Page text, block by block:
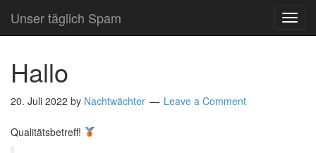
Unser täglich Spam
Hallo
20. Juli 2022 by Nachtwächter Leave a Comment
Qualitätsbetreff!